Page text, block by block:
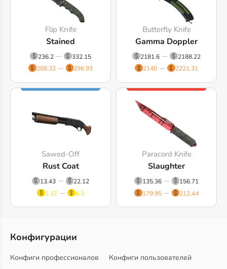
Flip Knife
Stained
236.2
332.15
208.32
296.93
Butterfly Knife
Gamma Doppler
2181.6
2188.22
2140
2221.31
Sawed-Off
Rust Coat
13.43
22.12
1.37
6.3
Paracord Knife
Slaughter
135.36
156.71
179.95
212.44
Конфигурации
Конфиги профессионалов
Конфиги пользователей